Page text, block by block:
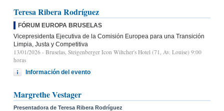
Teresa Ribera Rodríguez
FÓRUM EUROPA BRUSELAS
Vicepresidenta Ejecutiva de la Comisión Europea para una Transición
Limpia, Justa y Competitiva
13/01/2026 - Bruselas, Steigenberger Icon Wiltcher's Hotel (71, Av. Louise) 9:00
horas
Información del evento
Margrethe Vestager
Presentadora de Teresa Ribera Rodríguez